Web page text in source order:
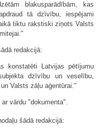
blakusparādībām, kas
tā dzīvību, iespējami
tiktu rakstiski ziņots Valsts
redakcijā:
konstatēti Latvijas pētījumu
dzīvību un veselību,
Valsts zāļu aģentūrai."
vārdu "dokumenta".
šādā redakcijā: